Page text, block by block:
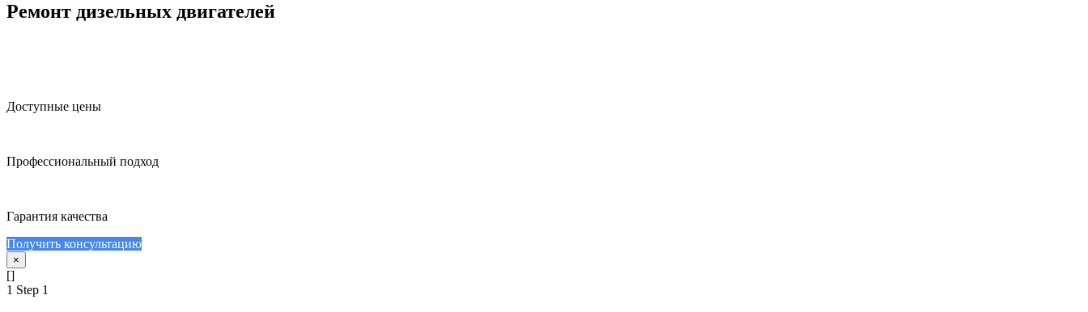
Ремонт дизельных двигателей
Доступные цены
Профессиональный подход
Гарантия качества
Получить консультацию
×
[]
1 Step 1